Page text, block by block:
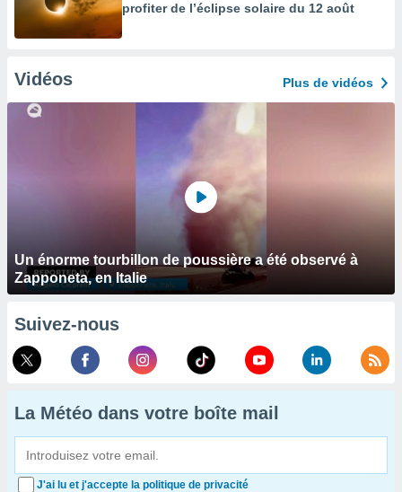
profiter de l’éclipse solaire du 12 août
Vidéos Plus de vidéos
Un énorme tourbillon de poussière a été observé à
Zapponeta, en Italie
Suivez-nous
La Météo dans votre boîte mail
J'ai lu et j'accepte la politique de privacité